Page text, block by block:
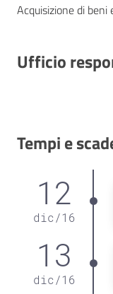
Acquisizione di beni
Ufficio
Tempi e
12
dic /16
13
dic /16